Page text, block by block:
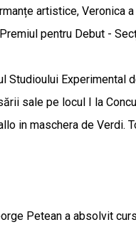
artistice, Veronica
pentru Debut -
Studioului Experimental
sale pe locul I la
in maschera de Verdi.
Petean a absolvit